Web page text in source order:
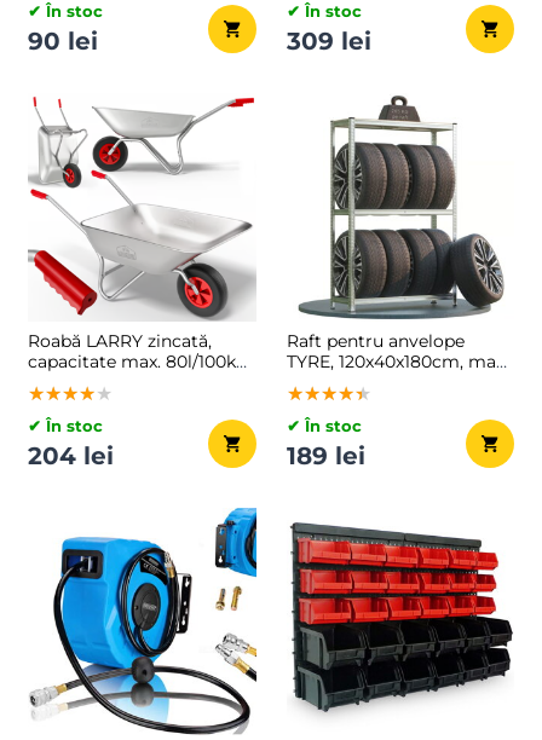
✔ În stoc
90 lei
✔ În stoc
309 lei
Roabă LARRY zincată,
capacitate max. 80l/100kg,
argintiu/negru
★★★★★
★★★★★
★★★★★
✔ În stoc
204 lei
Raft pentru anvelope
TYRE, 120x40x180cm, max.
795kg, argintie/deschis
maro
★★★★★
★★★★★
★★★★★
✔ În stoc
189 lei